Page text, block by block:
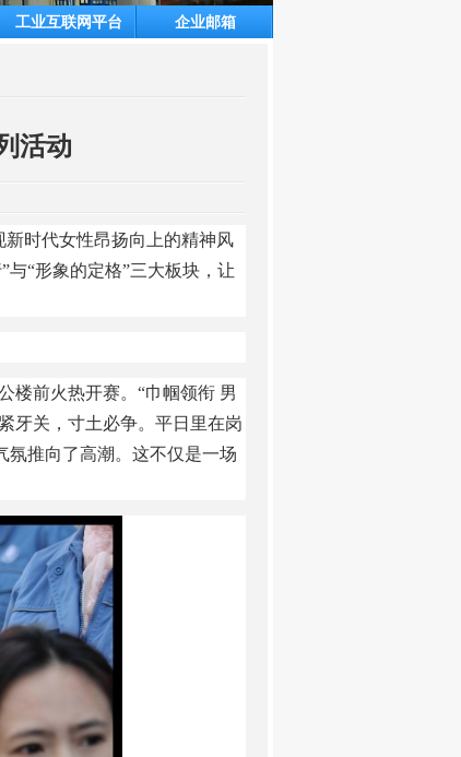
工业互联网平台 企业邮箱
活动
新时代女性昂扬向上的精神风
”与“形象的定格”三大板块，让
楼前火热开赛。“巾帼领衔 男
牙关，寸土必争。平日里在岗
氛推向了高潮。这不仅是一场